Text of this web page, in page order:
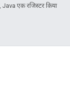
एक रजिस्टर किया